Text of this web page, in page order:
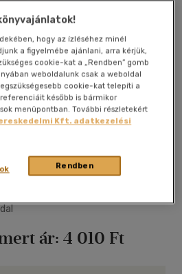
ár: 4 010 Ft
hogy az ízléséhez minél
a figyelmébe ajánlani, arra kérjük,
cookie-kat a „Rendben” gomb
weboldalunk csak a weboldal
cookie-kat telepíti a
később is bármikor
menüpontban. További részletekért
Kft. adatkezelési
Rendben